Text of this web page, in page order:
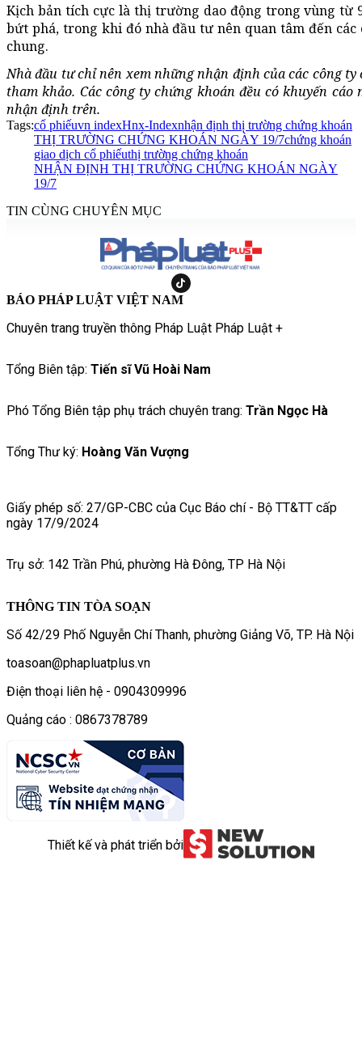
Kịch bản tích cực là thị trường dao động trong vùng từ
bứt phá, trong khi đó nhà đầu tư nên quan tâm đến
chung.
Nhà đầu tư chỉ nên xem những nhận định của các công
tham khảo. Các công ty chứng khoán đều có khuyến
nhận định trên.
Tags:cổ phiếuvn indexHnx-Indexnhận định thị trường chứng khoán
THỊ TRƯỜNG CHỨNG KHOÁN NGÀY 19/7chứng khoán
giao dịch cổ phiếuthị trường chứng khoán
NHẬN ĐỊNH THỊ TRƯỜNG CHỨNG KHOÁN NGÀY
19/7
TIN CÙNG CHUYÊN MỤC
BÁO PHÁP LUẬT VIỆT NAM
Chuyên trang truyền thông Pháp Luật Pháp Luật +
Tổng Biên tập: Tiến sĩ Vũ Hoài Nam
Phó Tổng Biên tập phụ trách chuyên trang: Trần Ngọc Hà
Tổng Thư ký: Hoàng Văn Vượng
Giấy phép số: 27/GP-CBC của Cục Báo chí - Bộ TT&TT cấp
ngày 17/9/2024
Trụ sở: 142 Trần Phú, phường Hà Đông, TP Hà Nội
THÔNG TIN TÒA SOẠN
Số 42/29 Phố Nguyễn Chí Thanh, phường Giảng Võ, TP. Hà Nội
toasoan@phapluatplus.vn
Điện thoại liên hệ - 0904309996
Quảng cáo : 0867378789
Thiết kế và phát triển bởi